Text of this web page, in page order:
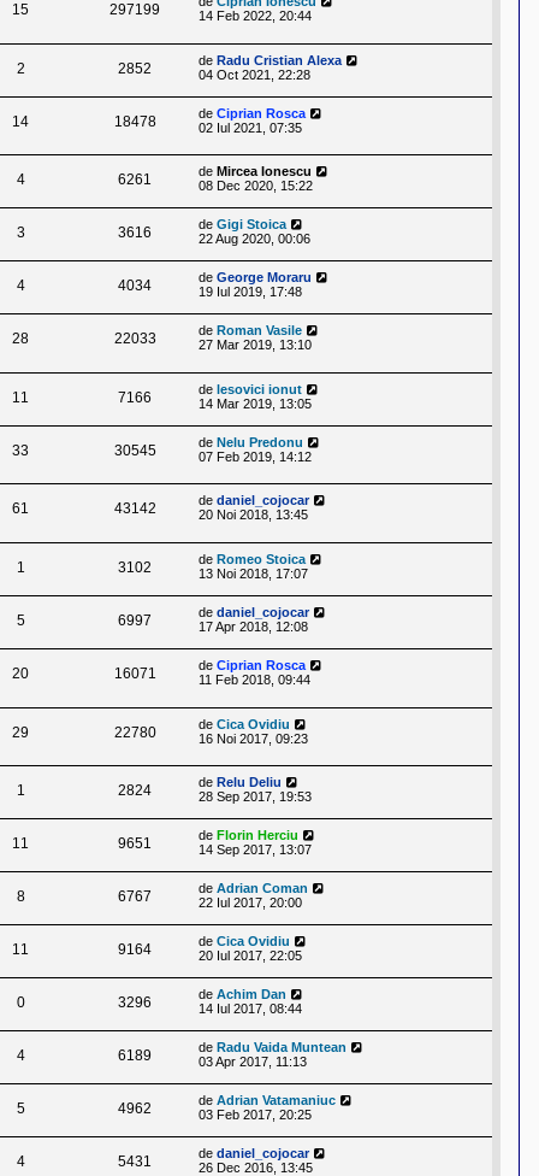
15 297199
14 Feb 2022, 20:44
2 2852 de Radu Cristian Alexa
04 Oct 2021, 22:28
14 18478 de Ciprian Rosca
02 Iul 2021, 07:35
4 6261 de Mircea Ionescu
08 Dec 2020, 15:22
3 3616 de Gigi Stoica
22 Aug 2020, 00:06
4 4034 de George Moraru
19 Iul 2019, 17:48
28 22033 de Roman Vasile
27 Mar 2019, 13:10
11 7166 de lesovici ionut
14 Mar 2019, 13:05
33 30545 de Nelu Predonu
07 Feb 2019, 14:12
61 43142 de daniel_cojocar
20 Noi 2018, 13:45
1 3102 de Romeo Stoica
13 Noi 2018, 17:07
5 6997 de daniel_cojocar
17 Apr 2018, 12:08
20 16071 de Ciprian Rosca
11 Feb 2018, 09:44
29 22780 de Cica Ovidiu
16 Noi 2017, 09:23
1 2824 de Relu Deliu
28 Sep 2017, 19:53
11 9651 de Florin Herciu
14 Sep 2017, 13:07
8 6767 de Adrian Coman
22 Iul 2017, 20:00
11 9164 de Cica Ovidiu
20 Iul 2017, 22:05
0 3296 de Achim Dan
14 Iul 2017, 08:44
4 6189 de Radu Vaida Muntean
03 Apr 2017, 11:13
5 4962 de Adrian Vatamaniuc
03 Feb 2017, 20:25
4 5431 de daniel_cojocar
26 Dec 2016, 13:45